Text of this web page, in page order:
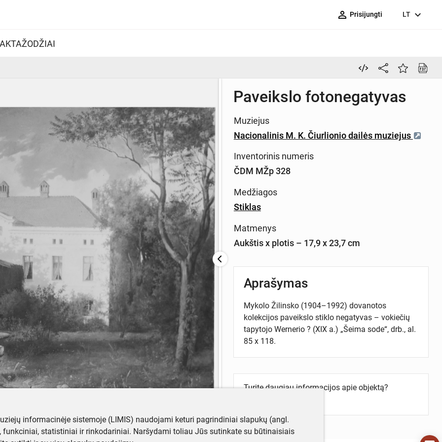
person_outline Prisijungti LT expand_more
Paveikslo fotonegatyvas
Muziejus
Nacionalinis M. K. Čiurlionio dailės muziejus
Inventorinis numeris
ČDM MŽp 328
Medžiagos
Stiklas
Matmenys
Aukštis x plotis – 17,9 x 23,7 cm
Aprašymas
Mykolo Žilinsko (1904–1992) dovanotos
kolekcijos paveikslo stiklo negatyvas – vokiečių
tapytojo Wernerio ? (XIX a.) „Šeima sode“, drb., al.
85 x 118.
Turite daugiau informacijos apie objektą?
informacinėje sistemoje (LIMIS) naudojami keturi pagrindiniai slapukų (angl.
funkciniai, statistiniai ir rinkodariniai. Naršydami toliau Jūs sutinkate su būtinaisiais